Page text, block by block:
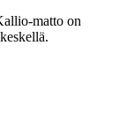
matto on